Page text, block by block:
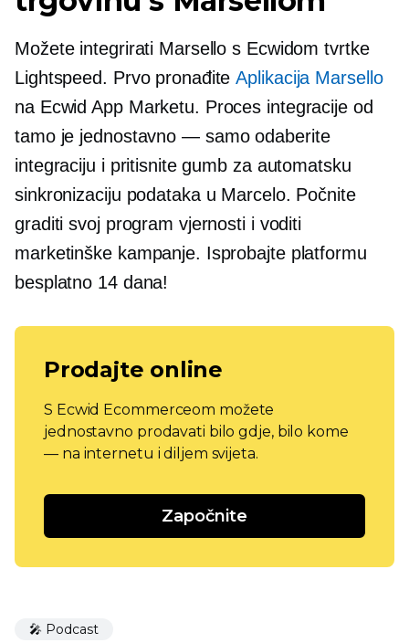
Možete integrirati Marsello s Ecwidom tvrtke
Lightspeed. Prvo pronađiteAplikacija Marsello
na Ecwid App Marketu. Proces integracije od
tamo je jednostavno — samoodaberite
integraciju i pritisnite gumb za automatsku
sinkronizaciju podataka u Marcelo. Počnite
graditi svoj program vjernosti i voditi
marketinške kampanje. Isprobajte platformu
besplatno 14 dana!
Prodajte online
S Ecwid Ecommerceom možete
jednostavno prodavati bilo gdje, bilo kome
— na internetu i diljem svijeta.
Započnite
🎤 Podcast